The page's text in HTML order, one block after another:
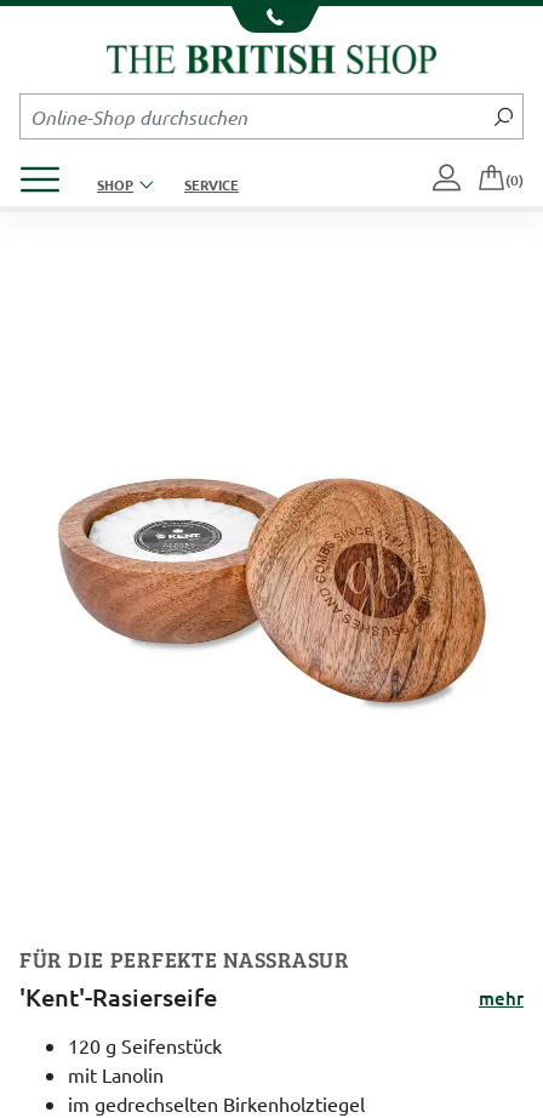
Kompletten Head der Seite überspringen
SHOP SERVICE (0)
FÜR DIE PERFEKTE NASSRASUR
'Kent'-Rasierseife
mehr
120 g Seifenstück
mit Lanolin
im gedrechselten Birkenholztiegel